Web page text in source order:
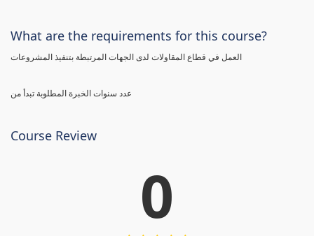
What are the requirements for this course?
عدد سنوات الخبرة المطلوبة تبدأ من
Course Review
0